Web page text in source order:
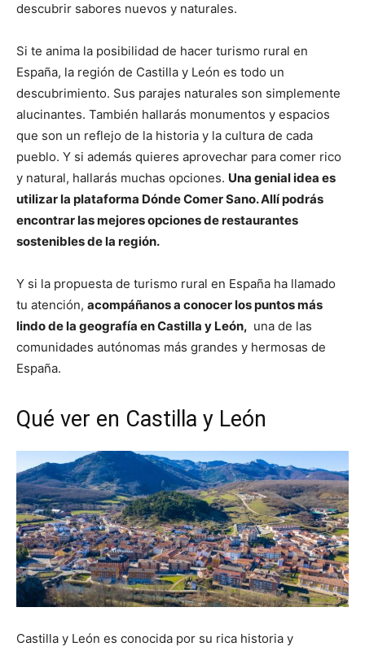
descubrir sabores nuevos y naturales.
Si te anima la posibilidad de hacer turismo rural en
España, la región de Castilla y León es todo un
descubrimiento. Sus parajes naturales son simplemente
alucinantes. También hallarás monumentos y espacios
que son un reflejo de la historia y la cultura de cada
pueblo. Y si además quieres aprovechar para comer rico
y natural, hallarás muchas opciones. Una genial idea es
utilizar la plataforma Dónde Comer Sano. Allí podrás
encontrar las mejores opciones de restaurantes
sostenibles de la región.
Y si la propuesta de turismo rural en España ha llamado
tu atención, acompáñanos a conocer los puntos más
lindo de la geografía en Castilla y León, una de las
comunidades autónomas más grandes y hermosas de
España.
Qué ver en Castilla y León
Castilla y León es conocida por su rica historia y